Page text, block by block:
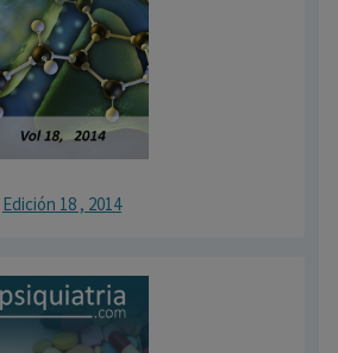
Edición 18 , 2014